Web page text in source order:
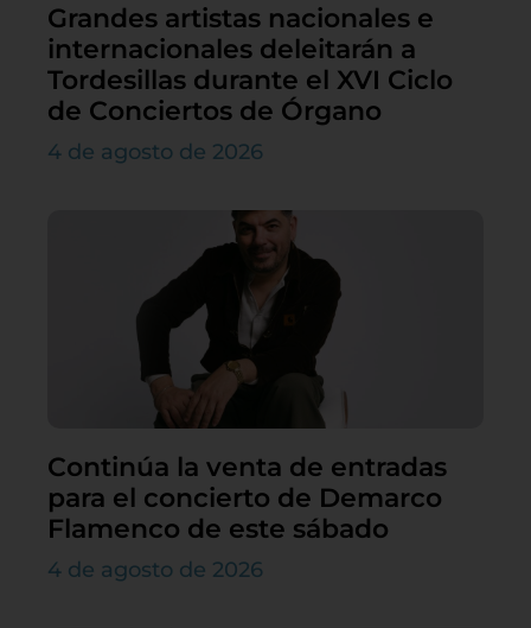
Grandes artistas nacionales e
internacionales deleitarán a
Tordesillas durante el XVI Ciclo
de Conciertos de Órgano
4 de agosto de 2026
Continúa la venta de entradas
para el concierto de Demarco
Flamenco de este sábado
4 de agosto de 2026